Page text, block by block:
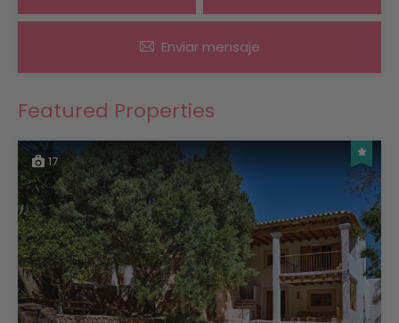
Enviar mensaje
Featured Properties
17